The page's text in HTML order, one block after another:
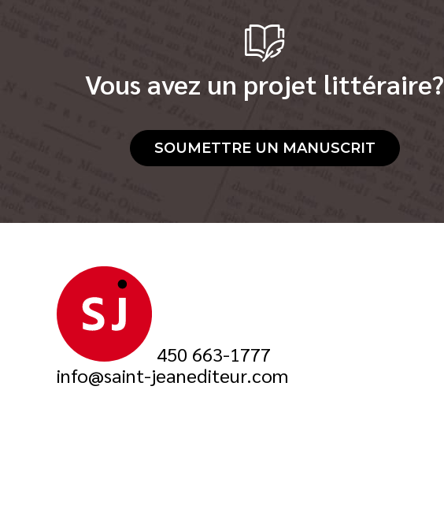
Vous avez un projet littéraire?
SOUMETTRE UN MANUSCRIT
450 663-1777
info@saint-jeanediteur.com